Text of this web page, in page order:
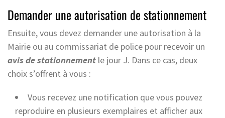
Demander une autorisation de stationnement
Ensuite, vous devez demander une autorisation à la
Mairie ou au commissariat de police pour recevoir un
avis de stationnement le jour J. Dans ce cas, deux
choix s’offrent à vous :
Vous recevez une notification que vous pouvez
reproduire en plusieurs exemplaires et afficher aux